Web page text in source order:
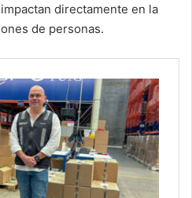
directamente en la
de personas.